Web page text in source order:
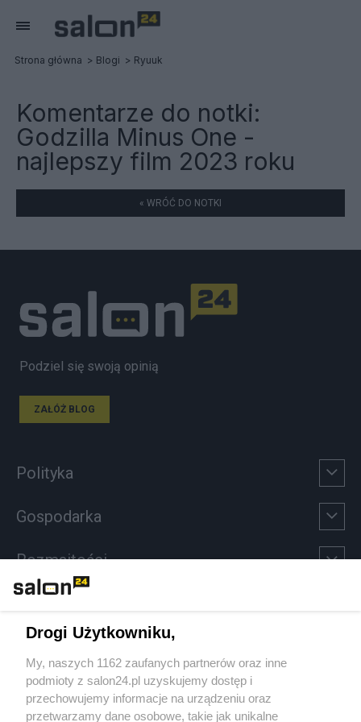
Strona główna Blogi Ryuuk
Komentarze do notki:
Godzilla Minus One -
najlepszy film 2023 roku
« WRÓĆ DO NOTKI
Podziel się swoją opinią
ZAŁÓŻ BLOG
Polityka
Gospodarka
Rozmaitości
Sport
Społeczeństwo
Drogi Użytkowniku,
My, naszych 1162 zaufanych partnerów oraz inne
podmioty z salon24.pl uzyskujemy dostęp i
przechowujemy informacje na urządzeniu oraz
przetwarzamy dane osobowe, takie jak unikalne